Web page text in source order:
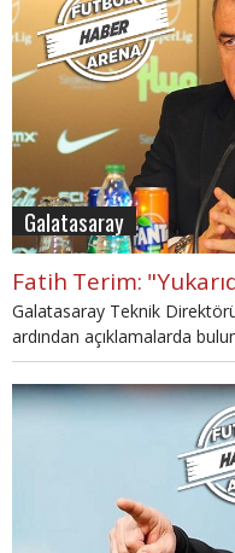
Galatasaray
Fatih Terim:
Galatasaray Teknik
ardından açıklamalarda